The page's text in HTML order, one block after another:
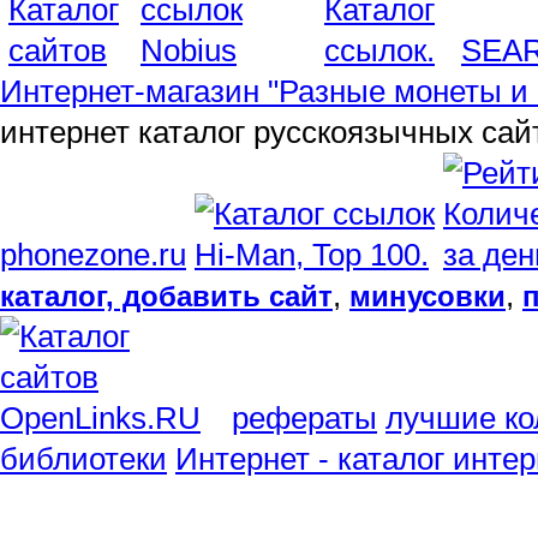
Интернет-магазин "Разные монеты и
интернет каталог русскоязычных
phonezone.ru
каталог, добавить сайт, минусовки,
рефераты лучшие
библиотеки Интернет - каталог